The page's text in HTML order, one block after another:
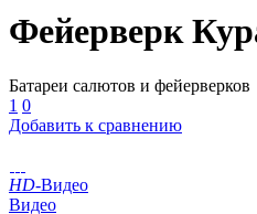
Фейерверк
Батареи салютов и фейерверков
1 0
Добавить к сравнению
HD-Видео
Видео